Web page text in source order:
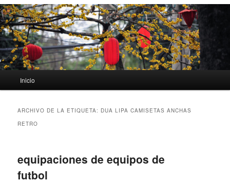
principal
Inicio
ARCHIVO DE LA ETIQUETA: DUA LIPA CAMISETAS ANCHAS
RETRO
equipaciones de equipos de
futbol